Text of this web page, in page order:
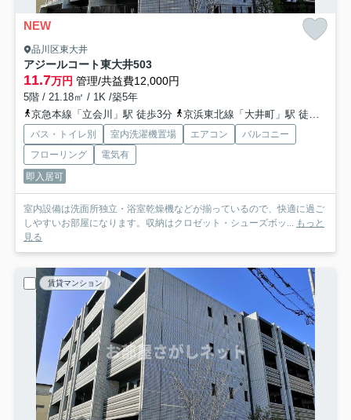
NEW
品川区東大井
アジールコート東大井503
11.7万円 管理/共益費12,000円
5階 / 21.18㎡ / 1K /築5年
京急本線「立会川」駅 徒歩3分
京浜東北線「大井町」駅 徒歩15分
バス・トイレ別 室内洗濯機置場 エアコン
バルコニー
フローリング
電気有
即入居可
室内設備は洗面所独立・浴室乾燥機などが揃っているので、快適に過ご
しやすいお部屋になります。収納はクロゼット・シューズボッ...
もっと
見る
賃貸マンション